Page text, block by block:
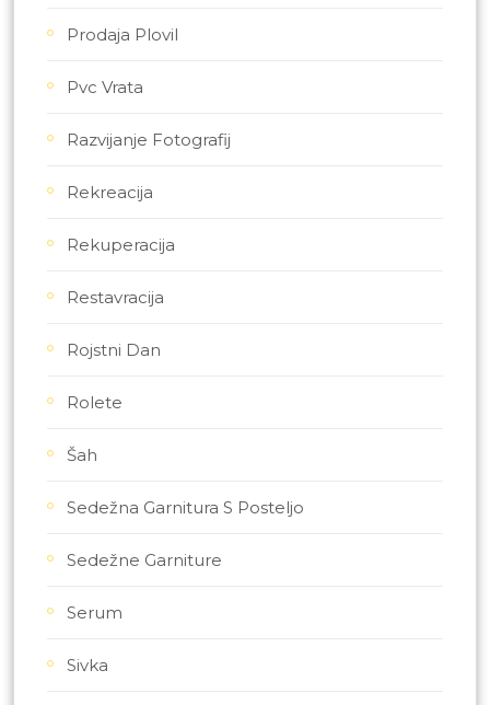
Prodaja Plovil
Pvc Vrata
Razvijanje Fotografij
Rekreacija
Rekuperacija
Restavracija
Rojstni Dan
Rolete
Šah
Sedežna Garnitura S Posteljo
Sedežne Garniture
Serum
Sivka